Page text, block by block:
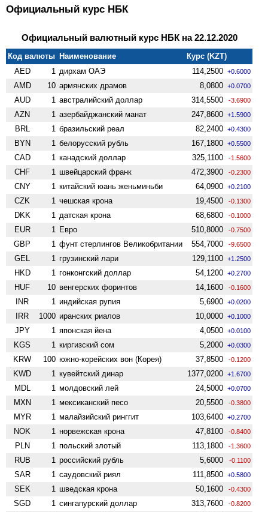
Официальный курс НБК
Официальный валютный курс НБК на 22.12.2020
Код валюты Наименование
Курс (KZT)
AED
1 дирхам ОАЭ 114,2500 +0.6000
AMD 10 армянских драмов 8,0800 +0.0700
AUD 1 австралийский доллар 314,5500 -3.6900
AZN 1 азербайджанский манат 247,8600 +1.5900
BRL 1 бразильский реал 82,2400 +0.4300
BYN 1 белорусский рубль 167,1800 +0.5500
CAD 1 канадский доллар 325,1100 -1.5600
CHF 1 швейцарский франк 472,3900 -0.2300
CNY 1 китайский юань женьминьби 64,0900 +0.2100
CZK 1 чешская крона 19,4500 -0.1300
DKK 1 датская крона 68,6800 -0.1000
EUR 1 Евро 510,8000 -0.7500
GBP 1 фунт стерлингов Велико­британии 554,7000 -9.6500
GEL 1 грузинский лари 129,1100 +1.2500
HKD 1 гонконгский доллар 54,1200 +0.2700
HUF 10 венгерских форинтов 14,1600 -0.1600
INR 1 индийская рупия 5,6900 +0.0200
IRR 1000 иранских риалов 10,0000 +0.1000
JPY 1 японская йена 4,0500 +0.0100
KGS 1 киргизский сом 5,2000 +0.0300
KRW 100 южно-корейских вон (Корея) 37,8500 -0.1200
KWD 1 кувейтский динар 1377,0200 +1.6700
MDL 1 молдовский лей 24,5000 +0.0700
MXN 1 мексиканский песо 20,5500 -0.3800
MYR 1 малайзийский ринггит 103,6400 +0.2700
NOK 1 норвежская крона 47,8100 -0.8400
PLN 1 польский злотый 113,1800 -1.3600
RUB 1 российский рубль 5,6000 -0.1100
SAR 1 саудовский риял 111,8500 +0.5800
SEK 1 шведская крона 50,1600 -0.4300
SGD 1 сингапурский доллар 313,7600 -0.8200